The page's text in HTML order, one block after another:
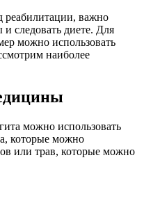
реабилитации, важно
следовать диете. Для
можно использовать
наиболее
можно использовать
которые можно
или трав, которые можно